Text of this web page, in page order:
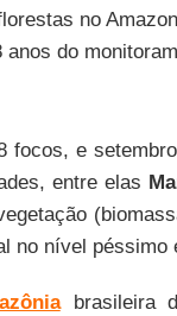
no
do
focos, e
entre elas
no nível péssimo
brasileira